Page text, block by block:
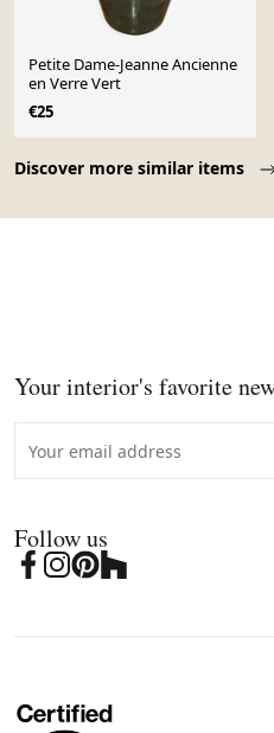
Discover more similar items
Petite Dame-Jeanne Ancienne
en Verre Vert
€25
Your interior's favorite
Follow us